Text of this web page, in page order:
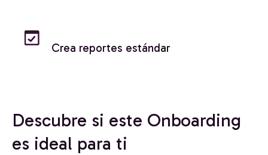
Crea reportes estándar
Descubre si este Onboarding
es ideal para ti